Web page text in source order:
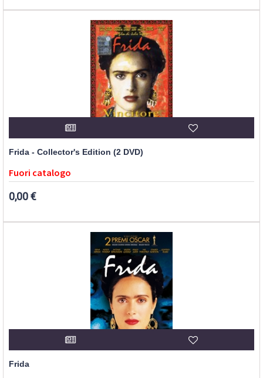
Frida - Collector's Edition (2 DVD)
Fuori catalogo
0,00 €
Frida